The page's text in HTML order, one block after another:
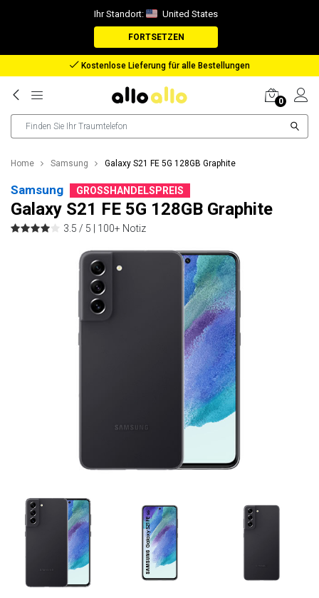
Ihr Standort: United States
FORTSETZEN
Kostenlose Rücksendung für 30 Tage
0
Home Samsung Galaxy S21 FE 5G 128GB Graphite
Samsung GROSSHANDELSPREIS
Galaxy S21 FE 5G 128GB Graphite
3.5 / 5 | 100+ Notiz